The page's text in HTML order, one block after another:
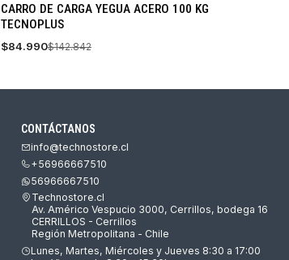
-41%
OFF
CARRO DE CARGA YEGUA ACERO 100 KG
TECNOPLUS
$84.990$142.842
CONTÁCTANOS
info@technostore.cl
+56966667510
56966667510
Technostore.cl
Av. Américo Vespucio 3000, Cerrillos, bodega 16
CERRILLOS - Cerrillos
Región Metropolitana - Chile
Lunes, Martes, Miércoles y Jueves 8:30 a 17:00